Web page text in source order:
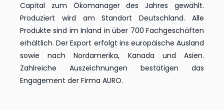
Capital zum Ökomanager des Jahres gewählt.
Produziert wird am Standort Deutschland. Alle
Produkte sind im Inland in über 700 Fachgeschäften
erhältlich. Der Export erfolgt ins europäische Ausland
sowie nach Nordamerika, Kanada und Asien.
Zahlreiche Auszeichnungen bestätigen das
Engagement der Firma AURO.